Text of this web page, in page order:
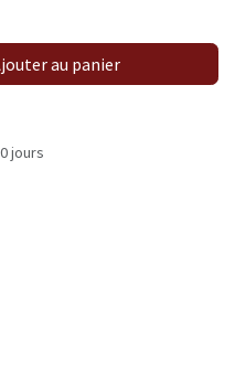
au panier
jours